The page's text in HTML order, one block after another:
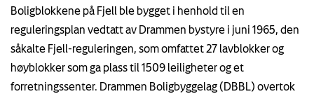
Boligblokkene på Fjell ble bygget i henhold til en
reguleringsplan vedtatt av Drammen bystyre i juni 1965, den
såkalte Fjell-reguleringen, som omfattet 27 lavblokker og
høyblokker som ga plass til 1509 leiligheter og et
forretningssenter. Drammen Boligbyggelag (DBBL) overtok